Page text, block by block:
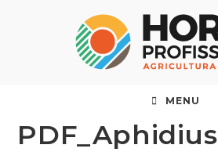
MENU
PDF_Aphidius